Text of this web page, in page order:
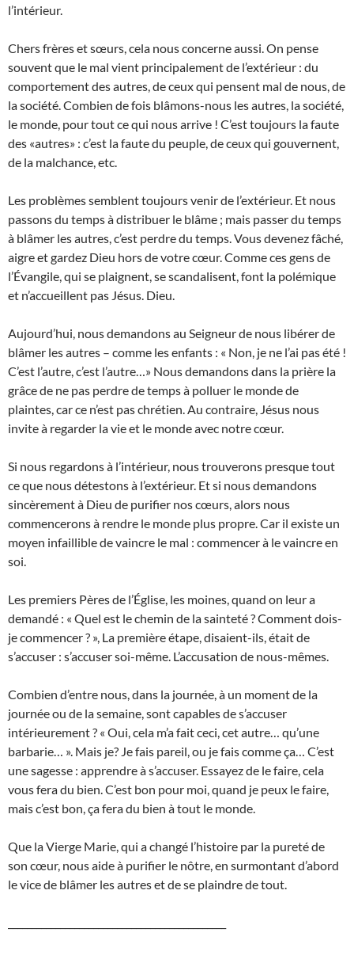
l’intérieur.
Chers frères et sœurs, cela nous concerne aussi. On pense
souvent que le mal vient principalement de l’extérieur : du
comportement des autres, de ceux qui pensent mal de nous, de
la société. Combien de fois blâmons-nous les autres, la société,
le monde, pour tout ce qui nous arrive ! C’est toujours la faute
des «autres» : c’est la faute du peuple, de ceux qui gouvernent,
de la malchance, etc.
Les problèmes semblent toujours venir de l’extérieur. Et nous
passons du temps à distribuer le blâme ; mais passer du temps
à blâmer les autres, c’est perdre du temps. Vous devenez fâché,
aigre et gardez Dieu hors de votre cœur. Comme ces gens de
l’Évangile, qui se plaignent, se scandalisent, font la polémique
et n’accueillent pas Jésus. Dieu.
Aujourd’hui, nous demandons au Seigneur de nous libérer de
blâmer les autres – comme les enfants : « Non, je ne l’ai pas été !
C’est l’autre, c’est l’autre…» Nous demandons dans la prière la
grâce de ne pas perdre de temps à polluer le monde de
plaintes, car ce n’est pas chrétien. Au contraire, Jésus nous
invite à regarder la vie et le monde avec notre cœur.
Si nous regardons à l’intérieur, nous trouverons presque tout
ce que nous détestons à l’extérieur. Et si nous demandons
sincèrement à Dieu de purifier nos cœurs, alors nous
commencerons à rendre le monde plus propre. Car il existe un
moyen infaillible de vaincre le mal : commencer à le vaincre en
soi.
Les premiers Pères de l’Église, les moines, quand on leur a
demandé : « Quel est le chemin de la sainteté ? Comment dois-
je commencer ? », La première étape, disaient-ils, était de
s’accuser : s’accuser soi-même. L’accusation de nous-mêmes.
Combien d’entre nous, dans la journée, à un moment de la
journée ou de la semaine, sont capables de s’accuser
intérieurement ? « Oui, cela m’a fait ceci, cet autre… qu’une
barbarie… ». Mais je? Je fais pareil, ou je fais comme ça… C’est
une sagesse : apprendre à s’accuser. Essayez de le faire, cela
vous fera du bien. C’est bon pour moi, quand je peux le faire,
mais c’est bon, ça fera du bien à tout le monde.
Que la Vierge Marie, qui a changé l’histoire par la pureté de
son cœur, nous aide à purifier le nôtre, en surmontant d’abord
le vice de blâmer les autres et de se plaindre de tout.